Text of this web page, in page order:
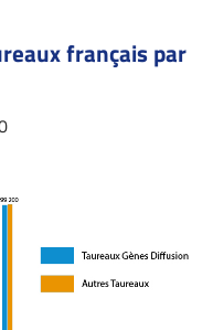
français par